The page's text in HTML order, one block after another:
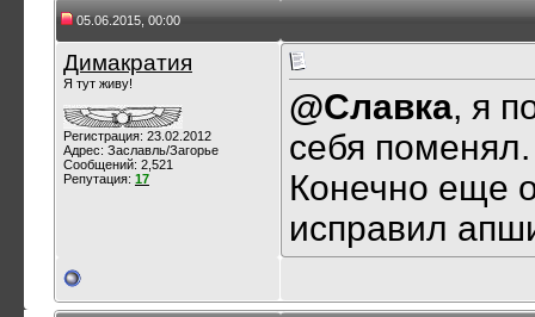
05.06.2015, 00:00
Димакратия
Я тут живу!
Регистрация: 23.02.2012
Адрес: Заславль/Загорье
Сообщений: 2,521
Репутация: 17
@Славка, я
себя поменял.
Конечно еще
исправил